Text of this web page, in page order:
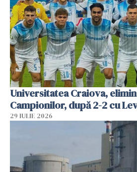
Universitatea Craiova,
Campionilor, după 2-2 cu
29 IULIE 2026